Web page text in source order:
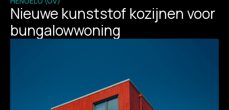
Nieuwe kunststof kozijnen voor
bungalowwoning